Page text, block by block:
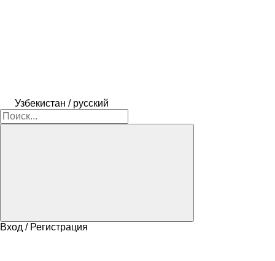
Узбекистан / русский
Вход / Регистрация